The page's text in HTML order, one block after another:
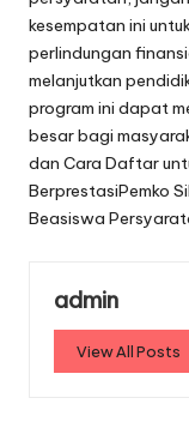
kesempatan ini
perlindungan
melanjutkan
program ini dapat
besar bagi
T
a
g
dan Cara Daftar
BerprestasiPemko
Beasiswa
admin
View All Posts